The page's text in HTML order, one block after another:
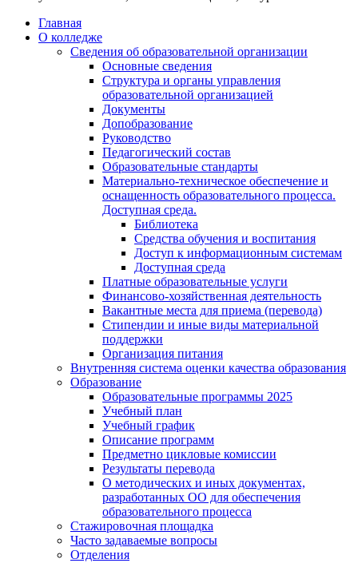
Главная
О колледже
Сведения об образовательной организации
Основные сведения
Структура и органы управления
образовательной организацией
Документы
Допобразование
Руководство
Педагогический состав
Образовательные стандарты
Материально-техническое обеспечение и
оснащенность образовательного процесса.
Доступная среда.
Библиотека
Средства обучения и воспитания
Доступ к информационным системам
Доступная среда
Платные образовательные услуги
Финансово-хозяйственная деятельность
Вакантные места для приема (перевода)
Стипендии и иные виды материальной
поддержки
Организация питания
Внутренняя система оценки качества образования
Образование
Образовательные программы 2025
Учебный план
Учебный график
Описание программ
Предметно цикловые комиссии
Результаты перевода
О методических и иных документах,
разработанных ОО для обеспечения
образовательного процесса
Стажировочная площадка
Часто задаваемые вопросы
Отделения